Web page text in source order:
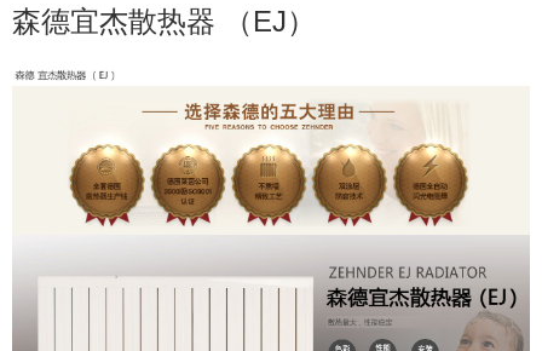
森德宜杰散热器 （EJ）